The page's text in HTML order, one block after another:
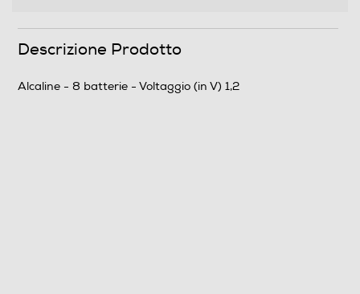
Descrizione Prodotto
Alcaline - 8 batterie - Voltaggio (in V) 1,2